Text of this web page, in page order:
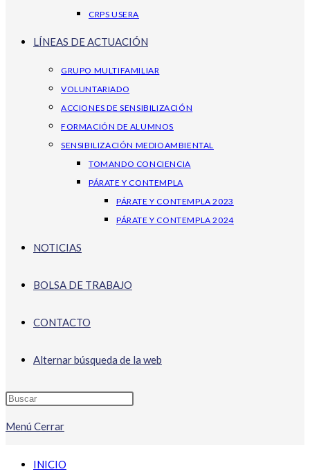
CRPS USERA
LÍNEAS DE ACTUACIÓN
GRUPO MULTIFAMILIAR
VOLUNTARIADO
ACCIONES DE SENSIBILIZACIÓN
FORMACIÓN DE ALUMNOS
SENSIBILIZACIÓN MEDIOAMBIENTAL
TOMANDO CONCIENCIA
PÁRATE Y CONTEMPLA
PÁRATE Y CONTEMPLA 2023
PÁRATE Y CONTEMPLA 2024
NOTICIAS
BOLSA DE TRABAJO
CONTACTO
Alternar búsqueda de la web
Menú Cerrar
INICIO